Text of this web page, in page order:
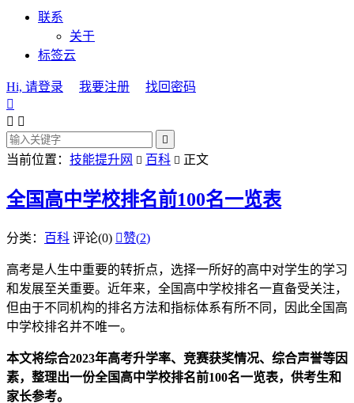
联系
关于
标签云
Hi, 请登录 我要注册
找回密码

 

当前位置： 技能提升网  百科  正文
全国高中学校排名前100名一览表
分类： 百科 评论(0) 赞(2)
高考是人生中重要的转折点，选择一所好的高中对学生的学习
和发展至关重要。近年来，全国高中学校排名一直备受关注，
但由于不同机构的排名方法和指标体系有所不同，因此全国高
中学校排名并不唯一。
本文将综合2023年高考升学率、竞赛获奖情况、综合声誉等因
素，整理出一份全国高中学校排名前100名一览表，供考生和
家长参考。